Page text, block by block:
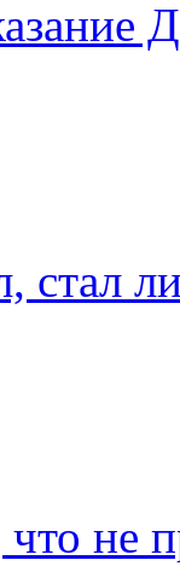
стал
не